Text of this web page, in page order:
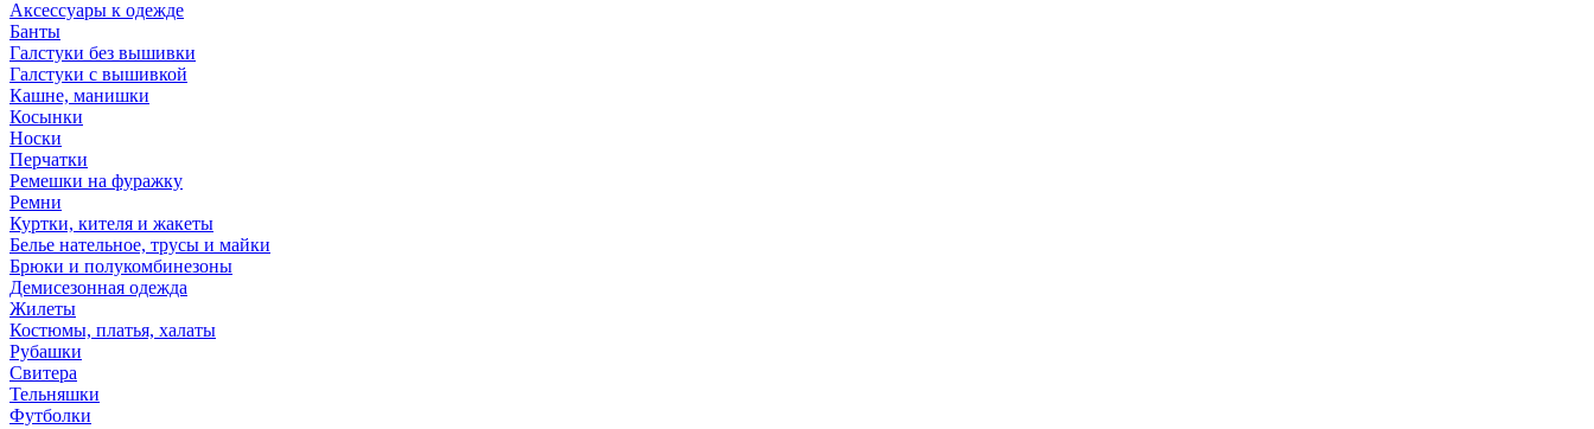
Аксессуары к одежде
Банты
Галстуки без вышивки
Галстуки с вышивкой
Кашне, манишки
Косынки
Носки
Перчатки
Ремешки на фуражку
Ремни
Куртки, кителя и жакеты
Белье нательное, трусы и майки
Брюки и полукомбинезоны
Демисезонная одежда
Жилеты
Костюмы, платья, халаты
Рубашки
Свитера
Тельняшки
Футболки